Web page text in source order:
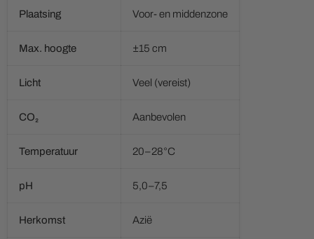
Plaatsing Voor- en middenzone
Max. hoogte ±15 cm
Licht Veel (vereist)
CO₂ Aanbevolen
Temperatuur 20–28°C
pH 5,0–7,5
Herkomst Azië